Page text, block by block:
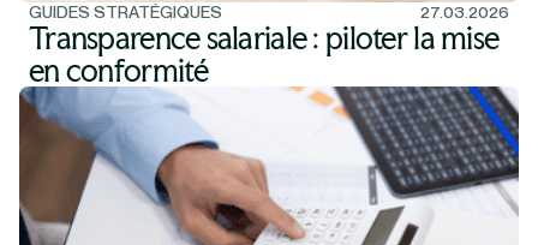
GUIDES STRATÉGIQUES 27.03.2026
Transparence salariale : piloter la mise
en conformité